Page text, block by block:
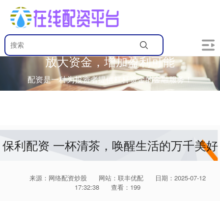
放大资金，增加盈利可能
配资是一种为投资者提供杠杆资金的金融服务！
保利配资 一杯清茶，唤醒生活的万千美好
来源：网络配资炒股 网站：联丰优配
日期：2025-07-12
17:32:38
查看：199